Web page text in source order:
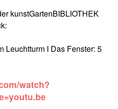
kunstGartenBIBLIOTHEK
Leuchtturm I Das Fenster: 5
watch?